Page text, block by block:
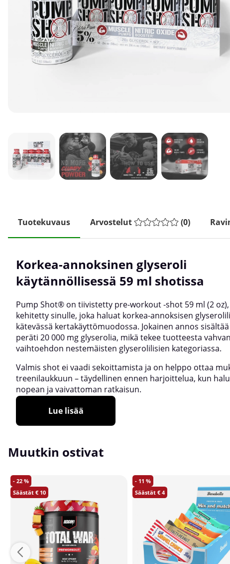
Tuotekuvaus Arvostelut (0)
Korkea-annoksinen glyseroli
käytännöllisessä 59 ml shotissa
Pump Shot® on tiivistetty pre-workout -shot 59 ml (2 oz),
kehitetty sinulle, joka haluat korkea-annoksisen
kätevässä kertakäyttömuodossa. Jokainen annos sisältää
peräti 20 000 mg glyserolia, mikä tekee tuotteesta vahvan
vaihtoehdon nestemäisten glyserolilisien kategoriassa.
Valmis shot ei vaadi sekoittamista ja on helppo ottaa
treenilaukkuun – täydellinen ennen harjoittelua, kun
nopean ja vaivattoman ratkaisun.
Lue lisää
Muutkin ostivat
22
10
11
4